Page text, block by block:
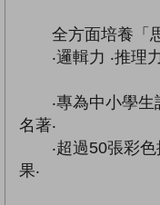
全方面培養「思
‧邏輯力 ‧推理力
‧專為中小學生
名著‧
‧超過50張彩色
果‧